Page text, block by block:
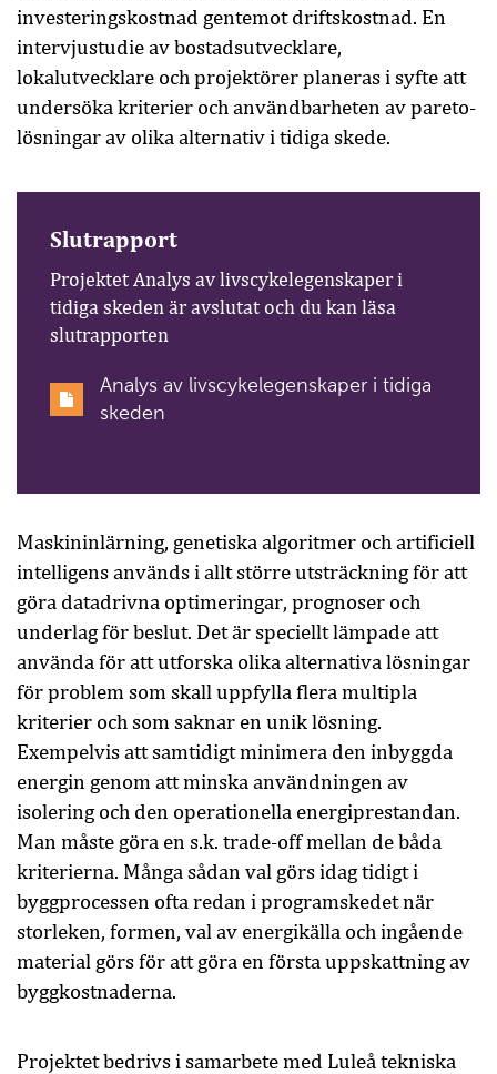
investeringskostnad gentemot driftskostnad. En
intervjustudie av bostadsutvecklare,
lokalutvecklare och projektörer planeras i syfte att
undersöka kriterier och användbarheten av pareto-
lösningar av olika alternativ i tidiga skede.
Slutrapport
Projektet Analys av livscykelegenskaper i
tidiga skeden är avslutat och du kan läsa
slutrapporten
Analys av livscykelegenskaper i tidiga
skeden
Maskininlärning, genetiska algoritmer och artificiell
intelligens används i allt större utsträckning för att
göra datadrivna optimeringar, prognoser och
underlag för beslut. Det är speciellt lämpade att
använda för att utforska olika alternativa lösningar
för problem som skall uppfylla flera multipla
kriterier och som saknar en unik lösning.
Exempelvis att samtidigt minimera den inbyggda
energin genom att minska användningen av
isolering och den operationella energiprestandan.
Man måste göra en s.k. trade-off mellan de båda
kriterierna. Många sådan val görs idag tidigt i
byggprocessen ofta redan i programskedet när
storleken, formen, val av energikälla och ingående
material görs för att göra en första uppskattning av
byggkostnaderna.
Projektet bedrivs i samarbete med Luleå tekniska